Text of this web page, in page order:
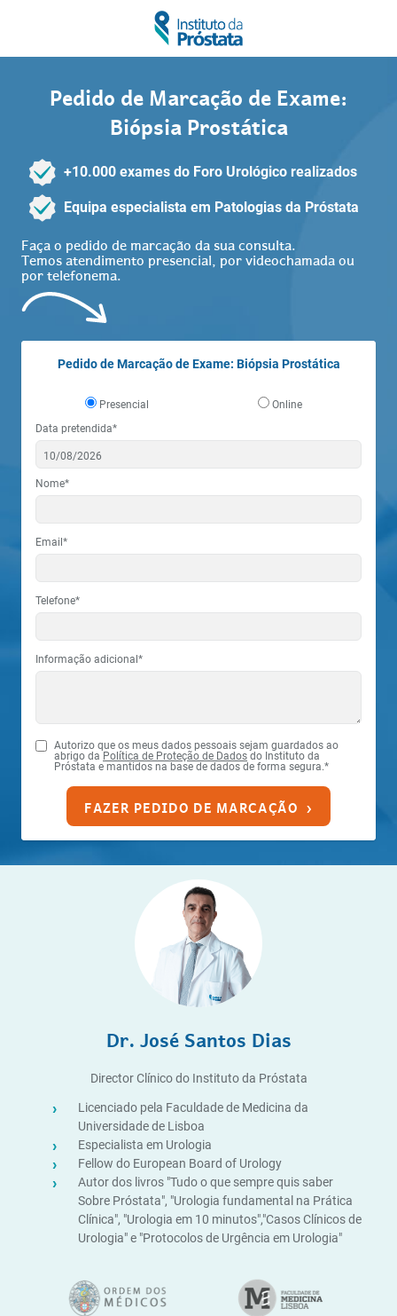
Pedido de Marcação de Exame:
Biópsia Prostática
+10.000 exames do Foro Urológico realizados
Equipa especialista em Patologias da Próstata
Faça o pedido de marcação da sua consulta.
Temos atendimento presencial, por videochamada ou
por telefonema.
Pedido de Marcação de Exame: Biópsia Prostática
Presencial
Online
Data pretendida*
Nome*
Email*
Telefone*
Informação adicional*
Autorizo que os meus dados pessoais sejam guardados ao
abrigo da Política de Proteção de Dados do Instituto da
Próstata e mantidos na base de dados de forma segura.*
FAZER PEDIDO DE MARCAÇÃO ›
Dr. José Santos Dias
Director Clínico do Instituto da Próstata
Licenciado pela Faculdade de Medicina da
Universidade de Lisboa
Especialista em Urologia
Fellow do European Board of Urology
Autor dos livros "Tudo o que sempre quis saber
Sobre Próstata", "Urologia fundamental na Prática
Clínica", "Urologia em 10 minutos","Casos Clínicos de
Urologia" e "Protocolos de Urgência em Urologia"